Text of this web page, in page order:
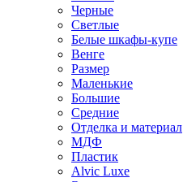
Черные
Светлые
Белые шкафы-купе
Венге
Размер
Маленькие
Большие
Средние
Отделка и материал
МДФ
Пластик
Alvic Luxe